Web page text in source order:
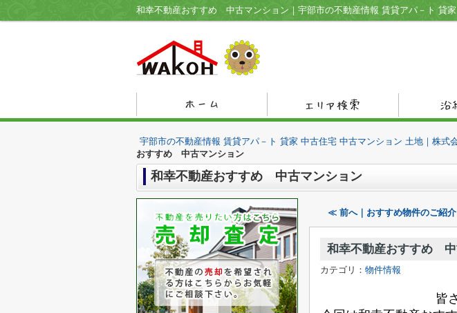
和幸不動産おすすめ 中古マンション｜宇部市の不動産情報 賃貸アパ－ト 貸
宇部市の不動産情報 賃貸アパ－ト 貸家 中古住宅 中古マンション 土地｜株式
おすすめ 中古マンション
和幸不動産おすすめ 中古マンション
≪ 前へ｜おすすめ物件のご紹介
和幸不動産おすすめ 中
カテゴリ： 物件情報
皆